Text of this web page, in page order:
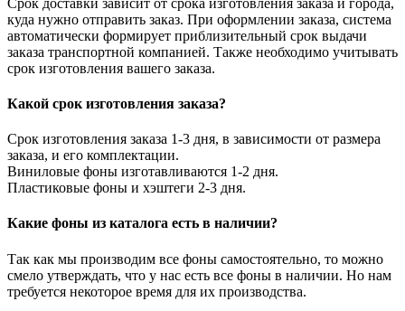
куда нужно отправить заказ. При оформлении заказа, система
автоматически формирует приблизительный срок выдачи
заказа транспортной компанией. Также необходимо учитывать
срок изготовления вашего заказа.
Какой срок изготовления заказа?
Срок изготовления заказа 1-3 дня, в зависимости от размера
заказа, и его комплектации.
Виниловые фоны изготавливаются 1-2 дня.
Пластиковые фоны и хэштеги 2-3 дня.
Какие фоны из каталога есть в наличии?
Так как мы производим все фоны самостоятельно, то можно
смело утверждать, что у нас есть все фоны в наличии. Но нам
требуется некоторое время для их производства.